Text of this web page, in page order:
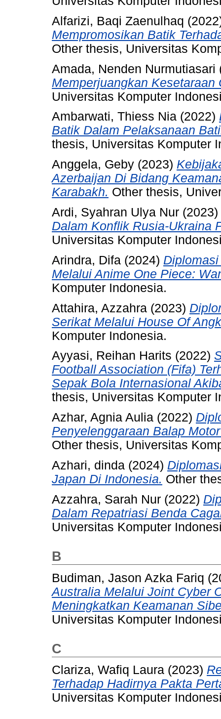
Alfarizi, Baqi Zaenulhaq
Mempromosikan Batik
Other thesis, Universitas
Amada, Nenden Nurmutiasari
Memperjuangkan Kesetaraan
Universitas Komputer
Ambarwati, Thiess Nia (2022)
Batik Dalam Pelaksanaan
thesis, Universitas Komputer
Anggela, Geby (2023)
Azerbaijan Di Bidang
Karabakh. Other thesis,
Ardi, Syahran Ulya Nur (2023)
Dalam Konflik Rusia-Ukraina
Universitas Komputer
Arindra, Difa (2024)
Melalui Anime One Piece:
Komputer Indonesia.
Attahira, Azzahra (2023)
Serikat Melalui House Of
Komputer Indonesia.
Ayyasi, Reihan Harits (2022)
Football Association (Fifa)
Sepak Bola Internasional
thesis, Universitas Komputer
Azhar, Agnia Aulia (2022)
Penyelenggaraan Balap
Other thesis, Universitas
Azhari, dinda (2024)
Japan Di Indonesia. Other
Azzahra, Sarah Nur (2022)
Dalam Repatriasi Benda
Universitas Komputer
B
Budiman, Jason Azka Fariq
Australia Melalui Joint Cyber
Meningkatkan Keamanan
Universitas Komputer
C
Clariza, Wafiq Laura (2023)
Terhadap Hadirnya Pakta
Universitas Komputer